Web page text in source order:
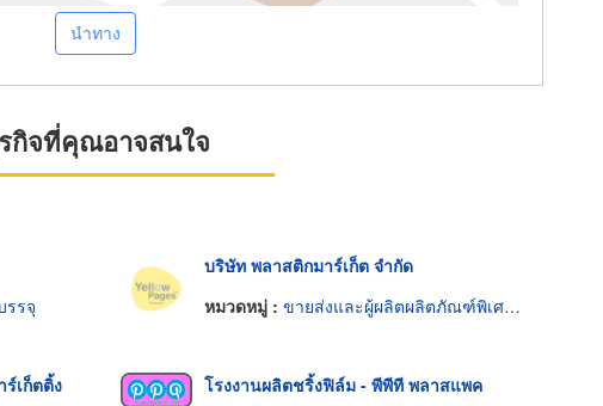
นำทาง
กิจที่คุณอาจสนใจ
รจุ
บริษัท พลาสติกมาร์เก็ต จำกัด
หมวดหมู่ : ขายส่งและผู้ผลิตผลิตภัณฑ์พิเศษพลาสติก
เก็ตติ้ง
โรงงานผลิตชริ้งฟิล์ม - พีพีที พลาสแพค